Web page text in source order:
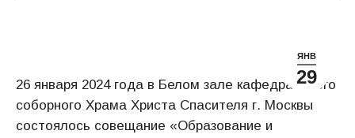
ЯНВ
29
26 января 2024 года в Белом зале кафедрального
соборного Храма Христа Спасителя г. Москвы
состоялось совещание «Образование и